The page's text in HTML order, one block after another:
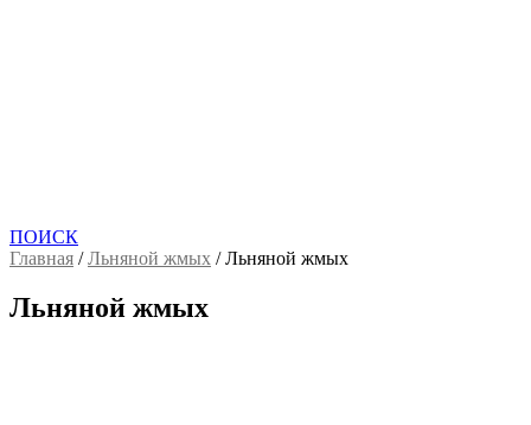
ПОИСК
Главная /Льняной жмых /Льняной жмых
Льняной жмых